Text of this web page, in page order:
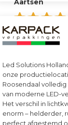
Aartsen
Led Solutions
onze
Roosendaal
van moderne LED-
Het verschil in
enorm – helderder,
perfect afgestemd